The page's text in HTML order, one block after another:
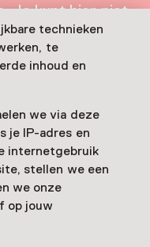
technieken
te
inhoud en
we via deze
je IP-adres en
internetgebruik
stellen we een
we onze
op jouw
Je kunt hier niet
Zien & doen